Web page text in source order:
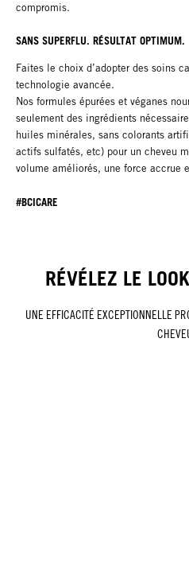
compromis.
SANS SUPERFLU. RÉSULTAT OPTIMUM.
Faites le choix d’adopter des soins
technologie avancée.
Nos formules épurées et véganes
seulement des ingrédients
huiles minérales, sans colorants
actifs sulfatés, etc) pour un cheveu
volume améliorés, une force accrue
#BCICARE
RÉVÉLEZ LE
UNE EFFICACITÉ EXCEPTIONNELLE